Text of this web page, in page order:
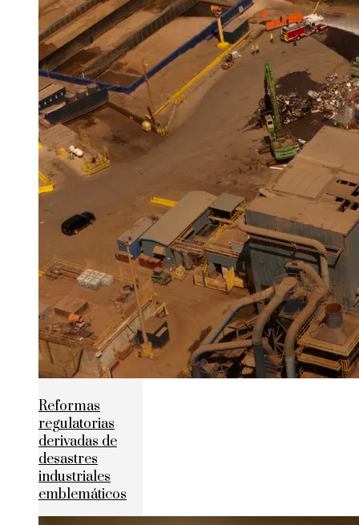
Reformas
regulatorias
derivadas de
desastres
industriales
emblemáticos